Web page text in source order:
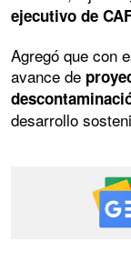
ejecutivo de
Agregó que con
avance de
desarrollo